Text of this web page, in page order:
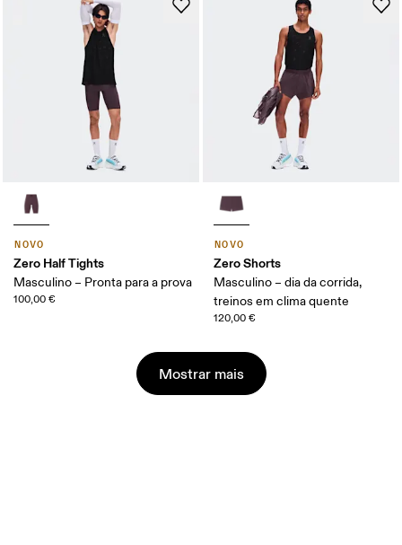
NOVO
Zero Half Tights
Masculino – Pronta para a prova
100,00 €
NOVO
Zero Shorts
Masculino – dia da corrida,
treinos em clima quente
120,00 €
Mostrar mais